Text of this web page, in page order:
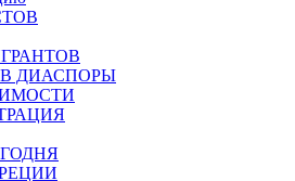
ДИАСПОРЫ